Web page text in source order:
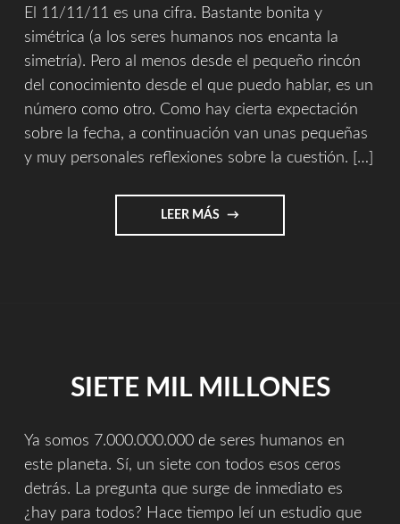
El 11/11/11 es una cifra. Bastante bonita y
simétrica (a los seres humanos nos encanta la
simetría). Pero al menos desde el pequeño rincón
del conocimiento desde el que puedo hablar, es un
número como otro. Como hay cierta expectación
sobre la fecha, a continuación van unas pequeñas
y muy personales reflexiones sobre la cuestión. […]
LEER MÁS "11/11/11
(POLÍTICAMENTE
SIETE MIL MILLONES
Ya somos 7.000.000.000 de seres humanos en
este planeta. Sí, un siete con todos esos ceros
detrás. La pregunta que surge de inmediato es
¿hay para todos? Hace tiempo leí un estudio que